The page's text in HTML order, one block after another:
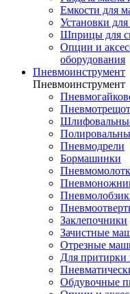
Емкости для
Установки
Шприцы для
Опции и
оборудования
Пневмоинструмент
Пневмоинструмент
Пневмодрели
Бормашинки
Заклепочники
Зачистные
Отрезные
Для притирки
Обдувочные